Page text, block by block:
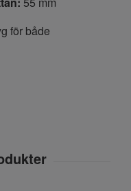
för både